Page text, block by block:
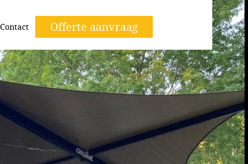
Offerte aanvraag
Contact